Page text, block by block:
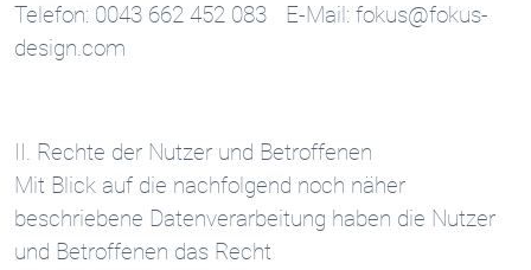
Telefon: 0043 662 452 083 E-Mail: fokus@fokus-
design.com
II. Rechte der Nutzer und Betroffenen
Mit Blick auf die nachfolgend noch näher
beschriebene Datenverarbeitung haben die Nutzer
und Betroffenen das Recht